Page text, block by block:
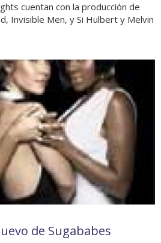
cuentan con la producción de
Invisible Men, y Si Hulbert y Melvin
de Sugababes